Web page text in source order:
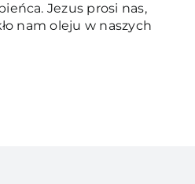
Jezus prosi nas,
nam oleju w naszych